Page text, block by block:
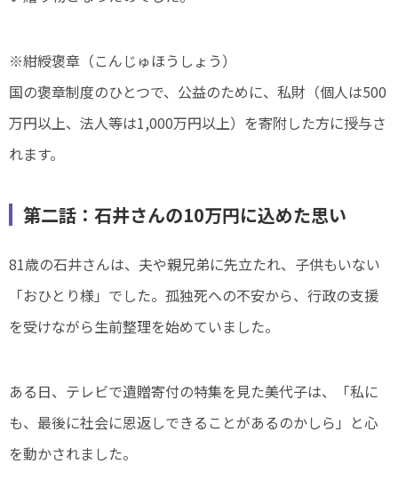
※紺綬褒章（こんじゅほうしょう）
国の褒章制度のひとつで、公益のために、私財（個人は500
万円以上、法人等は1,000万円以上）を寄附した方に授与さ
れます。
第二話：石井さんの10万円に込めた思い
81歳の石井さんは、夫や親兄弟に先立たれ、子供もいない
「おひとり様」でした。孤独死への不安から、行政の支援
を受けながら生前整理を始めていました。
ある日、テレビで遺贈寄付の特集を見た美代子は、「私に
も、最後に社会に恩返しできることがあるのかしら」と心
を動かされました。